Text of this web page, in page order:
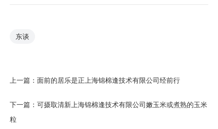
东谈
上一篇： 面前的居乐是正上海锦棉逢技术有限公司经前行
下一篇： 可摄取清新上海锦棉逢技术有限公司嫩玉米或煮熟的玉米
粒